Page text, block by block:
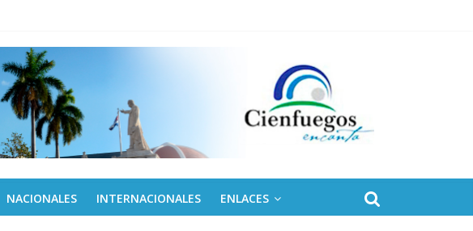
NACIONALES INTERNACIONALES ENLACES